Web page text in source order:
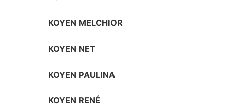
KOYEN MELCHIOR
KOYEN NET
KOYEN PAULINA
KOYEN RENÉ